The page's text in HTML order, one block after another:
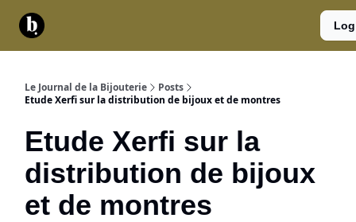
Le Journal de la Bijouterie
Posts
Etude Xerfi sur la distribution de bijoux et de montres
Etude Xerfi sur la
distribution de bijoux
et de montres